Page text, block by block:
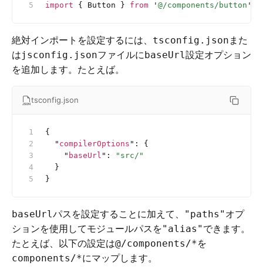
import { Button } from ' @/components/button '
絶対インポートを設定するには、 tsconfig.json また
はjsconfig.jsonファイルにbaseUrl設定オプション
を追加します。たとえば。
tsconfig.json
{
  "
compilerOptions " :
{
    "
baseUrl " :
"src/"
  }
}
baseUrlパスを設定することに加えて、 "paths" オプ
ションを使用してモジュールパスを"alias" できます。
たとえば、以下の設定は@/components/*を
components/*にマップします。